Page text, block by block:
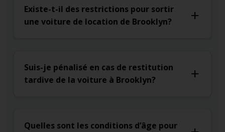
Existe-t-il des restrictions pour sortir
une voiture de location de Brooklyn?
Suis-je pénalisé en cas de restitution
tardive de la voiture à Brooklyn?
Quelles sont les conditions d’âge pour